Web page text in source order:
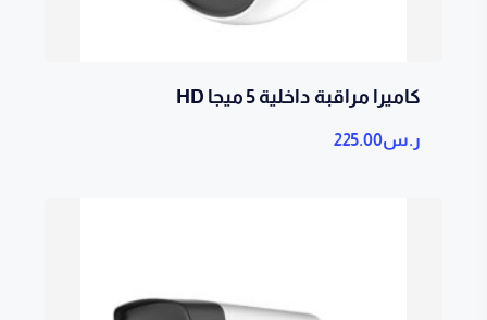
كاميرا مراقبة داخلية 5 ميجا HD
ر.س225.00